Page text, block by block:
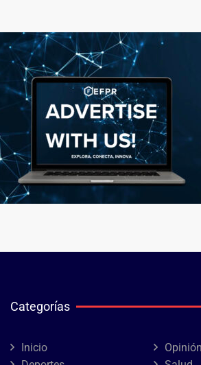
Categorías
Inicio
Opinión